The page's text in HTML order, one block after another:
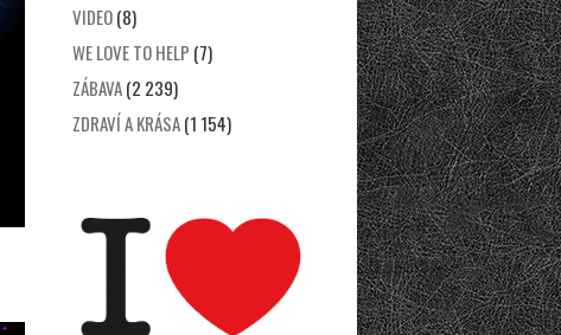
VIDEO(8)
WE LOVE TO HELP (7)
ZÁBAVA(2 239)
ZDRAVÍ A KRÁSA(1 154)